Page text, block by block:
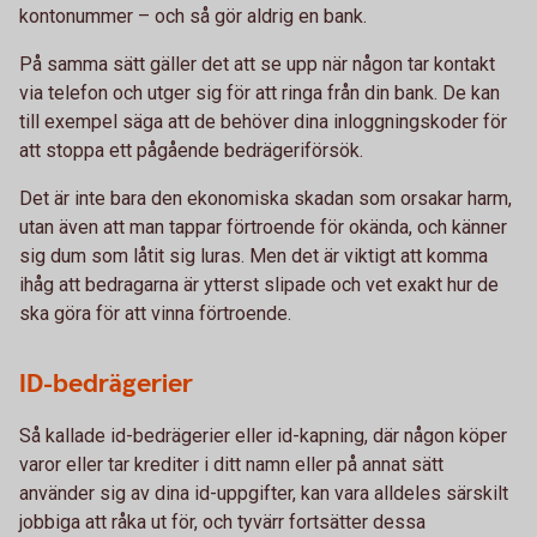
kontonummer – och så gör aldrig en bank.
På samma sätt gäller det att se upp när någon tar kontakt
via telefon och utger sig för att ringa från din bank. De kan
till exempel säga att de behöver dina inloggningskoder för
att stoppa ett pågående bedrägeriförsök.
Det är inte bara den ekonomiska skadan som orsakar harm,
utan även att man tappar förtroende för okända, och känner
sig dum som låtit sig luras. Men det är viktigt att komma
ihåg att bedragarna är ytterst slipade och vet exakt hur de
ska göra för att vinna förtroende.
ID-bedrägerier
Så kallade id-bedrägerier eller id-kapning, där någon köper
varor eller tar krediter i ditt namn eller på annat sätt
använder sig av dina id-uppgifter, kan vara alldeles särskilt
jobbiga att råka ut för, och tyvärr fortsätter dessa